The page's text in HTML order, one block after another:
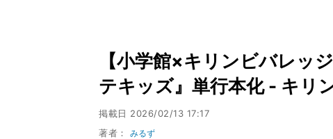
【小学館×キリンビバレッ
テキッズ』単行本化 - キリ
掲載日 2026/02/13 17:17
著者：みるず